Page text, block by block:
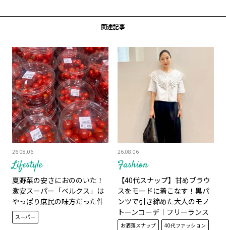
関連記事
Lifestyle
26.08.06
夏野菜の安さにおののいた！
激安スーパー「ベルクス」は
やっぱり庶民の味方だった件
スーパー
Fashion
26.08.06
【40代スナップ】甘めブラウ
スをモードに着こなす！黒パ
ンツで引き締めた大人のモノ
トーンコーデ｜フリーランス
PR 中山真梨子さん
お洒落スナップ 40代ファッション